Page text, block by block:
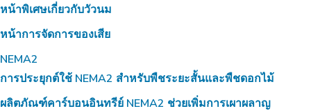
หน้าพิเศษเกี่ยวกับวัวนม
หน้าการจัดการของเสีย
NEMA2
การประยุกต์ใช้ NEMA2 สำหรับพืชระยะสั้นและพืชดอกไม้
ผลิตภัณฑ์คาร์บอนอินทรีย์ NEMA2 ช่วยเพิ่มการเผาผลาญ